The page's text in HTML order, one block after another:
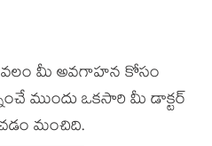
మీ అవగాహన కోసం
ముందు ఒకసారి మీ డాక్టర్
మంచిది.